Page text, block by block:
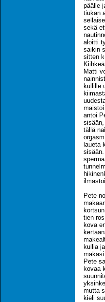
päälle
tiukan
sekä
aloitti
saikin
sitten
Matti
kullille
antoi
tällä
laueta
Pete
tien
kova
kullia
Pete
kovaa
mutta
kieli